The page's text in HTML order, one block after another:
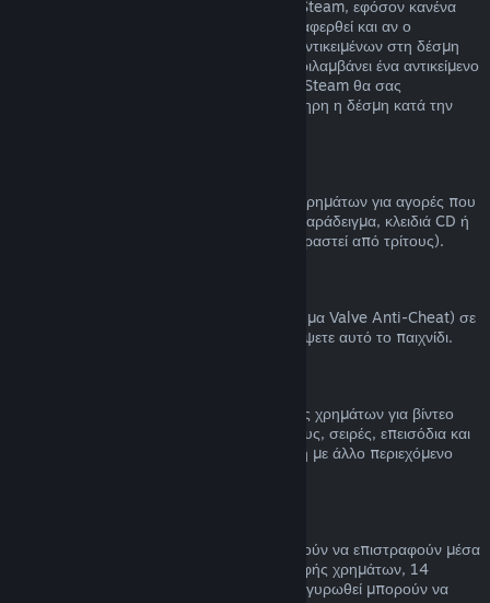
δέσμη που αγοράσατε από το Κατάστημα Steam, εφόσον κανένα
από τα αντικείμενα της δέσμης δεν έχει μεταφερθεί και αν ο
συνδυασμένος χρόνος χρήσης όλων των αντικειμένων στη δέσμη
είναι κάτω από δύο ώρες. Αν μια δέσμη περιλαμβάνει ένα αντικείμενο
παιχνιδιού ή DLC που δεν επιστρέφεται, το Steam θα σας
ενημερώσει αν μπορεί αν επιστραφεί ολόκληρη η δέσμη κατά την
Η Valve δεν μπορεί να παρέχει επιστροφή χρημάτων για αγορές που
πραγματοποιούνται εκτός του Steam (για παράδειγμα, κλειδιά CD ή
κάρτες πορτοφολιού Steam που έχουν αγοραστεί από τρίτους).
Αν έχετε αποκλειστεί από το VAC (το σύστημα Valve Anti-Cheat) σε
ένα παιχνίδι, χάνετε το δικαίωμα να επιστρέψετε αυτό το παιχνίδι.
Δεν μπορούμε να προσφέρουμε επιστροφές χρημάτων για βίντεο
στο Steam (π.χ. ταινία, ταινίες μικρού μήκους, σειρές, επεισόδια και
οδηγούς), εκτός αν το βίντεο είναι σε δέσμη με άλλο περιεχόμενο
Τα δώρα που δεν έχουν εξαργυρωθεί μπορούν να επιστραφούν μέσα
στη συνηθισμένη χρονική περίοδο επιστροφής χρημάτων, 14
ημέρες/δύο ώρες. Τα δώρα που έχουν εξαργυρωθεί μπορούν να